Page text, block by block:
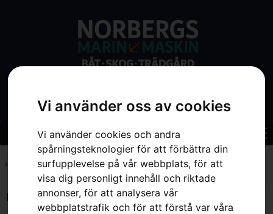
Vi använder oss av cookies
Vi använder cookies och andra
spårningsteknologier för att förbättra din
surfupplevelse på vår webbplats, för att
visa dig personligt innehåll och riktade
annonser, för att analysera vår
webbplatstrafik och för att förstå var våra
Hem 7391883187739
Endast ett sökresultat